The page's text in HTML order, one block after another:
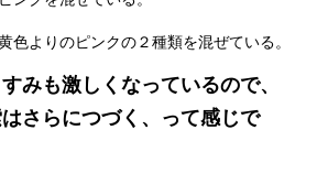
色よりのピンクの２種類を混ぜている。
みも激しくなっているので、
さらにつづく、って感じで